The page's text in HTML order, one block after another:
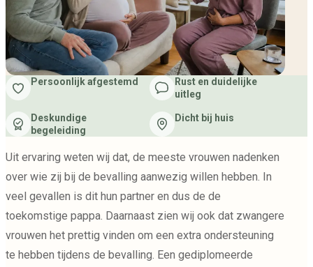
Persoonlijk afgestemd
Rust en duidelijke
uitleg
Deskundige
begeleiding
Dicht bij huis
Uit ervaring weten wij dat, de meeste vrouwen nadenken
over wie zij bij de bevalling aanwezig willen hebben. In
veel gevallen is dit hun partner en dus de de
toekomstige pappa. Daarnaast zien wij ook dat zwangere
vrouwen het prettig vinden om een extra ondersteuning
te hebben tijdens de bevalling. Een gediplomeerde